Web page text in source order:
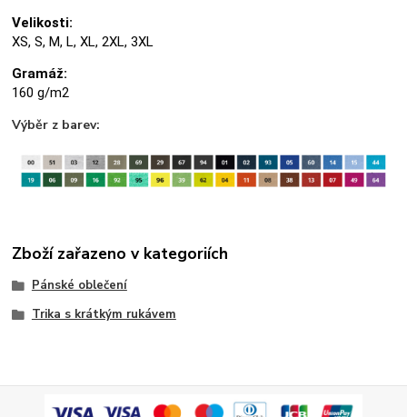
Velikosti:
XS, S, M, L, XL, 2XL, 3XL
Gramáž:
160 g/m2
Výběr z barev:
Zboží zařazeno v kategoriích
Pánské oblečení
Trika s krátkým rukávem